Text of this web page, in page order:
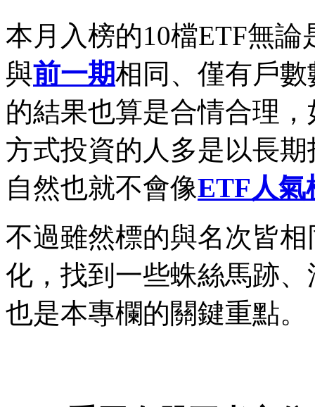
本月入榜的10檔ETF無
與前一期相同、僅有戶
的結果也算是合情合理
方式投資的人多是以長
自然也就不會像ETF人氣
不過雖然標的與名次皆
化，找到一些蛛絲馬跡
也是本專欄的關鍵重點。